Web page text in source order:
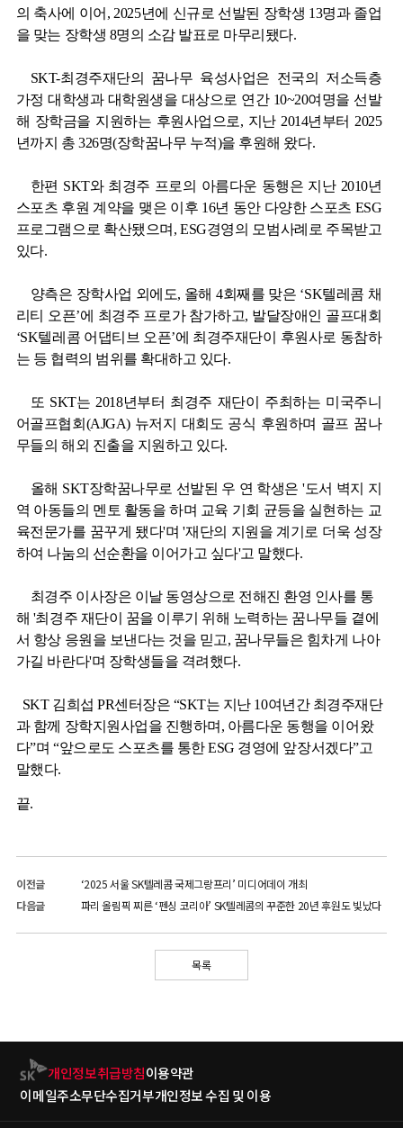
의 축사에 이어 , 2025년에 신규로 선발된 장학생 13명과 졸업
을 맞는 장학생 8명의 소감 발표로 마무리됐다.
SKT-최경주재단의 꿈나무 육성사업은 전국의 저소득층
가정 대학생과 대학원생을 대상으로 연간10~20여명을 선발
해 장학금을 지원하는 후원사업으로, 지난2014년부터 2025
년까지 총 326명(장학꿈나무 누적)을 후원해 왔다.
한편 SKT와 최경주 프로의 아름다운 동행은 지난 2010년
스포츠 후원 계약을 맺은 이후 16년 동안 다양한 스포츠 ESG
프로그램으로 확산됐으며 , ESG경영의 모범사례로 주목받고
있다.
양측은 장학사업 외에도, 올해4회째를 맞은 ‘SK텔레콤 채
리티 오픈’에 최경주 프로가 참가하고, 발달장애인 골프대회
‘SK텔레콤 어댑티브 오픈’에 최경주재단이 후원사로 동참하
는 등 협력의 범위를 확대하고 있다.
또 SKT는 2018년부터 최경주 재단이 주최하는 미국주니
어골프협회 (AJGA) 뉴저지 대회도 공식 후원하며 골프 꿈나
무들의 해외 진출을 지원하고 있다.
올해 SKT장학꿈나무로 선발된 우 연 학생은 '도서 벽지 지
역 아동들의 멘토 활동을 하며 교육 기회 균등을 실현하는 교
육전문가를 꿈꾸게 됐다'며 '재단의 지원을 계기로 더욱 성장
하여 나눔의 선순환을 이어가고 싶다'고 말했다.
최경주 이사장은 이날 동영상으로 전해진 환영 인사를 통
해 '최경주 재단이 꿈을 이루기 위해 노력하는 꿈나무들 곁에
서 항상 응원을 보낸다는 것을 믿고, 꿈나무들은 힘차게 나아
가길 바란다'며 장학생들을 격려했다.
SKT 김희섭PR센터장은 “SKT는 지난 10여년간 최경주재단
과 함께 장학지원사업을 진행하며 , 아름다운 동행을 이어왔
다”며“앞으로도 스포츠를 통한ESG 경영에 앞장서겠다”고
말했다.
끝.
이전글
‘2025 서울 SK텔레콤 국제그랑프리’ 미디어데이 개최
다음글
파리 올림픽 찌른 ‘펜싱 코리아’ SK텔레콤의 꾸준한 20년 후원도 빛났다
목록
개인정보취급방침이용약관
이메일주소무단수집거부개인정보 수집 및 이용